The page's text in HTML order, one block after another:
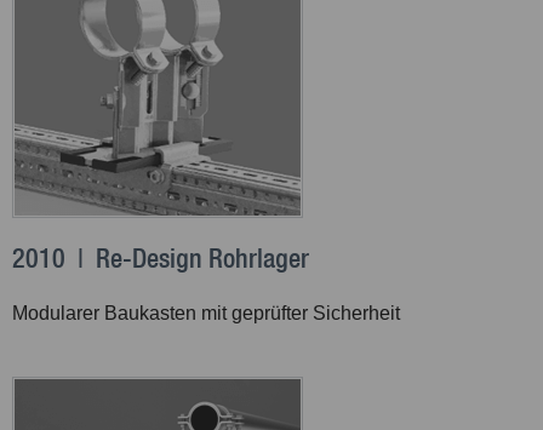
2010 | Re-Design Rohrlager
Modularer Baukasten mit geprüfter Sicherheit